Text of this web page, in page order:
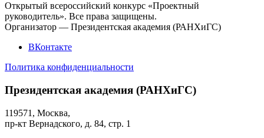
Открытый всероссийский конкурс «Проектный
руководитель». Все права защищены.
Организатор — Президентская академия (РАНХиГС)
ВКонтакте
Политика конфиденциальности
Президентская академия (РАНХиГС)
119571, Москва,
пр-кт Вернадского, д. 84, стр. 1